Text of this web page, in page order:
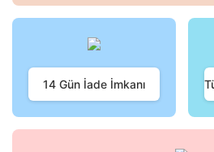
Bu ürüne benzer farklı alternatifler
14 Gün İade İmkanı